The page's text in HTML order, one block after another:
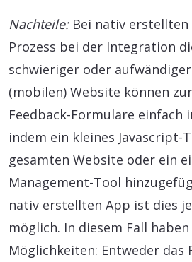
Nachteile:Bei nativ erstellten
Prozess bei der Integration
schwieriger oder
(mobilen) Website können
Feedback-Formulare einfach
indem ein kleines Javascript-
gesamten Website oder ein
Management-Tool
nativ erstellten App ist dies
möglich. In diesem Fall haben
Möglichkeiten: Entweder das